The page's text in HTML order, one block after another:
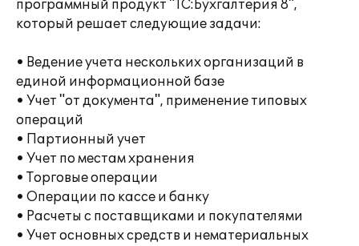
программный продукт "1С:Бухгалтерия 8",
который решает следующие задачи:
• Ведение учета нескольких организаций в
единой информационной базе
• Учет "от документа", применение типовых
операций
• Партионный учет
• Учет по местам хранения
• Торговые операции
• Операции по кассе и банку
• Расчеты с поставщиками и покупателями
• Учет основных средств и нематериальных